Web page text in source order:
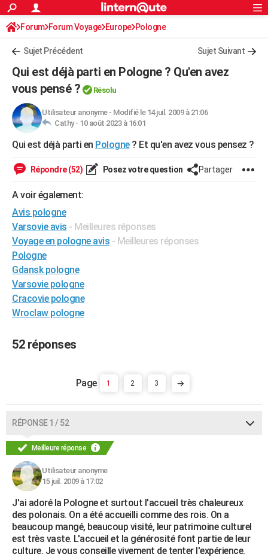
ACTUALITÉS
Politique
Société
Faits Divers
Education
Monde
Villes
+
FINANCE
Retraite
Impôts
Epargne
Immobilier
Risques naturels par ville
Banque
Assurance
Crédit
AUTO
Essais
Réserver un essai
Citadines
Berlines
SUV
Forum auto
HIGH-TECH
Guides de France
Escapades
Patrimoine
Expositions
Musées
Week-end nature
LIFESTYLE
Art de vivre
Bien-être
Loisirs
Mode
Modes de vie
SANTE
Alimentation
Guide de la santé
Maladies
Médicaments
Sommeil
VOYAGE
Destinations
City break
Voyage nature
Voyage de noces
Forum
Climat
+PHOTO
GUIDES D'ACHAT
COPAINS D'AVANT
S'inscrire
Se connecter
Lycées
Collèges
Primaires
Universités
Entreprises
Service militaire
Avis de recherche
AVIS DE DÉCÈS
FORUM
Bricolage
Lifestyle
Culture
SportAuto
Television
Voyage
Cinema
S'inscrire
Connexion
Forum Forum Voyage Europe Pologne
Sujet Précédent Sujet Suivant
Qui est déjà parti en Pologne ? Qu'en avez
vous pensé ?
Résolu
Utilisateur anonyme- Modifié le 14 juil. 2009 à 21:06
Cathy - 10 août 2023 à 16:01
Qui est déjà parti en Pologne? Et qu'en avez vous pensez ?
Répondre (52) Posez votre question Partager
A voir également:
Avis pologne
Varsovie avis - Meilleures réponses
Voyage en pologne avis - Meilleures réponses
Pologne
Gdansk pologne
Varsovie pologne
Cracovie pologne
Wroclaw pologne
52 réponses
1 2 3
RÉPONSE 1 / 52
Meilleure réponse
Utilisateur anonyme
15 juil. 2009 à 17:02
J'ai adoré la Pologne et surtout l'accueil très chaleureux
des polonais. On a été accueilli comme des rois. On a
beaucoup mangé, beaucoup visité, leur patrimoine culturel
est très vaste. L'accueil et la générosité font partie de leur
culture. Je vous conseille vivement de tenter l'expérience.